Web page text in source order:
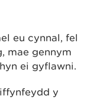
eu cynnal, fel
mae gennym
ei gyflawni.
y